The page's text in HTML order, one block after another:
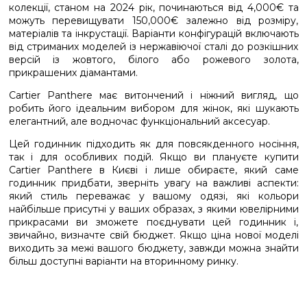
колекції, станом на 2024 рік, починаються від 4,000€ та
можуть перевищувати 150,000€ залежно від розміру,
матеріалів та інкрустації. Варіанти конфігурацій включають
від стриманих моделей із нержавіючої сталі до розкішних
версій із жовтого, білого або рожевого золота,
прикрашених діамантами.
Cartier Panthere має витончений і ніжний вигляд, що
робить його ідеальним вибором для жінок, які шукають
елегантний, але водночас функціональний аксесуар.
Цей годинник підходить як для повсякденного носіння,
так і для особливих подій. Якщо ви плануєте купити
Cartier Panthere в Києві і лише обираєте, який саме
годинник придбати, зверніть увагу на важливі аспекти:
який стиль переважає у вашому одязі, які кольори
найбільше присутні у ваших образах, з якими ювелірними
прикрасами ви зможете поєднувати цей годинник і,
звичайно, визначте свій бюджет. Якщо ціна нової моделі
виходить за межі вашого бюджету, завжди можна знайти
більш доступні варіанти на вторинному ринку.